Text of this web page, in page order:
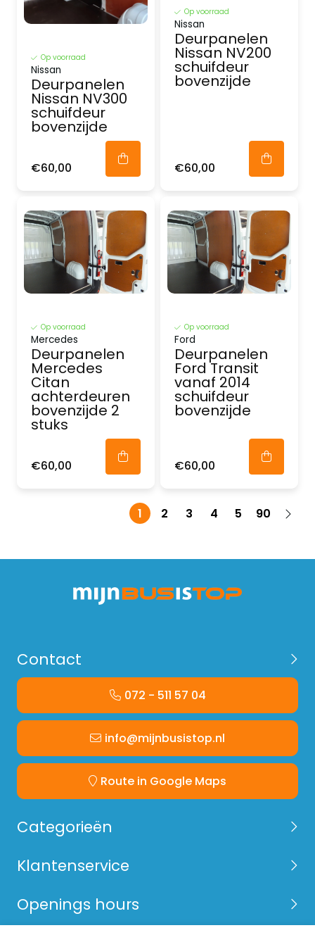
Op voorraad
Nissan
Deurpanelen
Nissan NV300
schuifdeur
bovenzijde
€60,00
Op voorraad
Nissan
Deurpanelen
Nissan NV200
schuifdeur
bovenzijde
€60,00
Op voorraad
Mercedes
Deurpanelen
Mercedes
Citan
achterdeuren
bovenzijde 2
stuks
€60,00
Op voorraad
Ford
Deurpanelen
Ford Transit
vanaf 2014
schuifdeur
bovenzijde
€60,00
1 2 3 4 5 90
Contact
072 - 511 57 04
info@mijnbusistop.nl
Route in Google Maps
Categorieën
Klantenservice
Openings hours